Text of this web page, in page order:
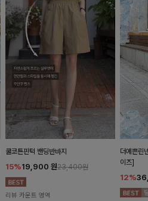
쿨코튼핀턱 밴딩반바지
15%19,900 원23,400원
리뷰 카운트 영역
더예쁜린
이즈]
12%